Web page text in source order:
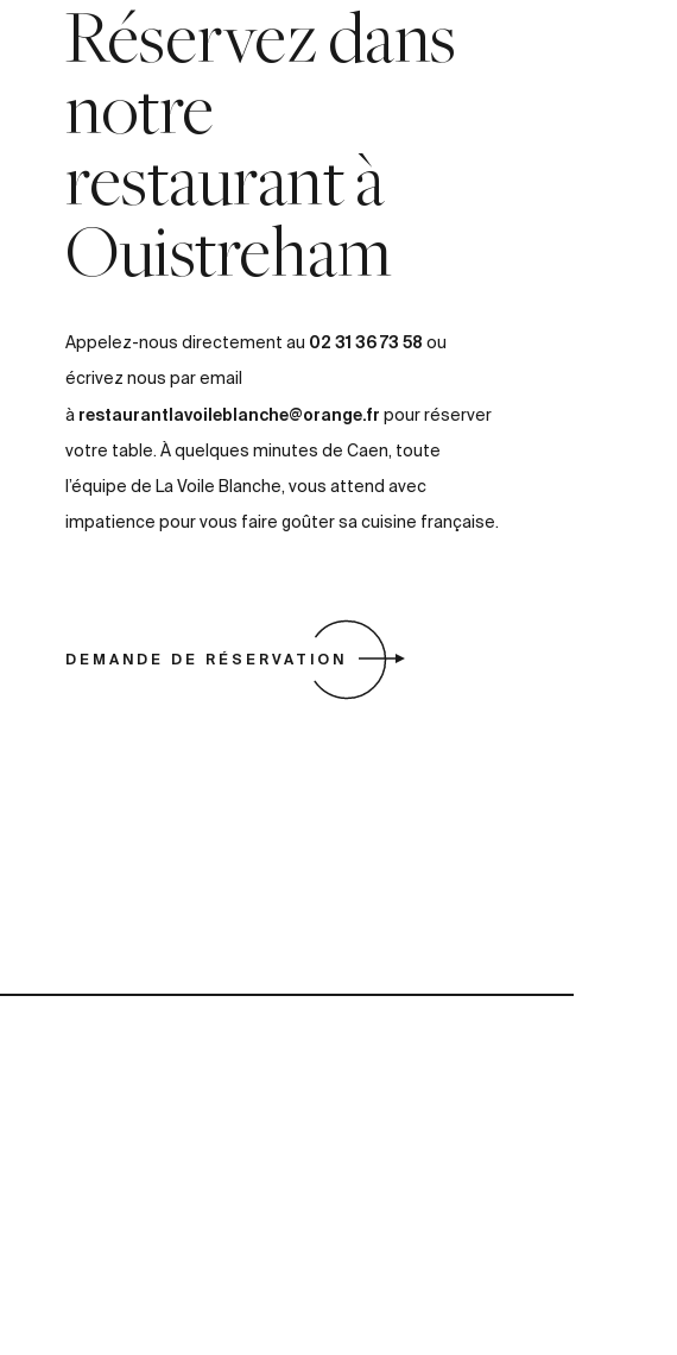
Réservez dans
notre
restaurant à
Ouistreham
Appelez-nous directement au 02 31 36 73 58 ou
écrivez nous par email
à restaurantlavoileblanche@orange.fr pour réserver
votre table. À quelques minutes de Caen, toute
l’équipe de La Voile Blanche, vous attend avec
impatience pour vous faire goûter sa cuisine française.
DEMANDE DE RÉSERVATION